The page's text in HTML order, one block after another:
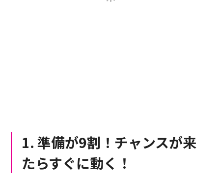
1. 準備が9割！チャンスが来
たらすぐに動く！